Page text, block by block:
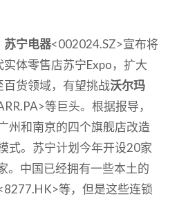
苏宁电器<002024.SZ>宣布将
体零售店苏宁Expo，扩大
百货领域，有望挑战沃尔玛
等巨头。根据报导，
州和南京的四个旗舰店改造
式。苏宁计划今年开设20家
。中国已经拥有一些本土的
等，但是这些连锁